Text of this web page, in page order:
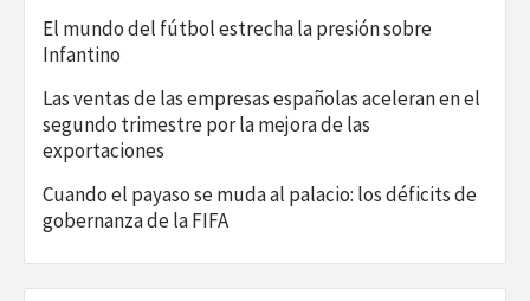
El mundo del fútbol estrecha la presión sobre
Infantino
Las ventas de las empresas españolas aceleran en el
segundo trimestre por la mejora de las
exportaciones
Cuando el payaso se muda al palacio: los déficits de
gobernanza de la FIFA